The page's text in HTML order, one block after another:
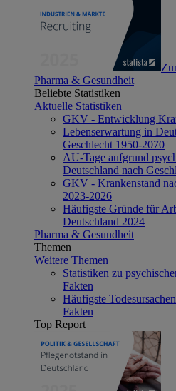
Pharma & Gesundheit
Beliebte Statistiken
Aktuelle Statistiken
GKV - Entwicklung
Lebenserwartung in
Geschlecht 1950-2070
AU-Tage aufgrund
Deutschland nach
GKV - Krankenstand
2023-2026
Häufigste Gründe für
Deutschland 2024
Pharma & Gesundheit
Themen
Weitere Themen
Statistiken zu
Fakten
Häufigste
Fakten
Top Report